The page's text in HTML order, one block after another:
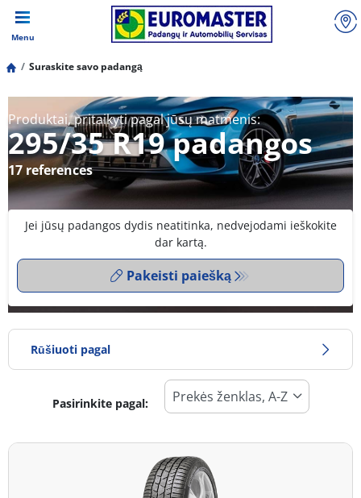
Menu
Suraskite savo padangą
Produktai, pritaikyti pagal jūsų matmenis:
295/35 R19 padangos
17 references
Jei jūsų padangos dydis neatitinka, nedvejodami ieškokite
dar kartą.
Pakeisti paiešką
Rūšiuoti pagal
Padangos tipas
Visi tipai (17)
Pasirinkite pagal: